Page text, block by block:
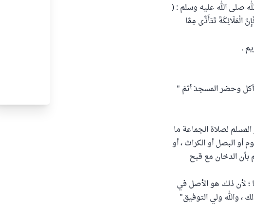
الله صلى الله عليه وسلم : (
الْمَلَائِكَةَ تَتَأَذَّى مِمَّا
.
وحضر المسجدَ أثمَ "
لصلاة الجماعة ما
البصل أو الكراث ، أو
بأن الدخان مع قبح
؛ لأن ذلك هو الأصل في
، والله ولي التوفيق"